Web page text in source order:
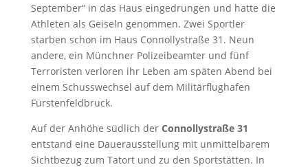
September“ in das Haus eingedrungen und hatte die
Athleten als Geiseln genommen. Zwei Sportler
starben schon im Haus Connollystraße 31. Neun
andere, ein Münchner Polizeibeamter und fünf
Terroristen verloren ihr Leben am späten Abend bei
einem Schusswechsel auf dem Militärflughafen
Fürstenfeldbruck.
Auf der Anhöhe südlich derConnollystraße 31
entstand eine Dauerausstellung mit unmittelbarem
Sichtbezug zum Tatort und zu den Sportstätten. In